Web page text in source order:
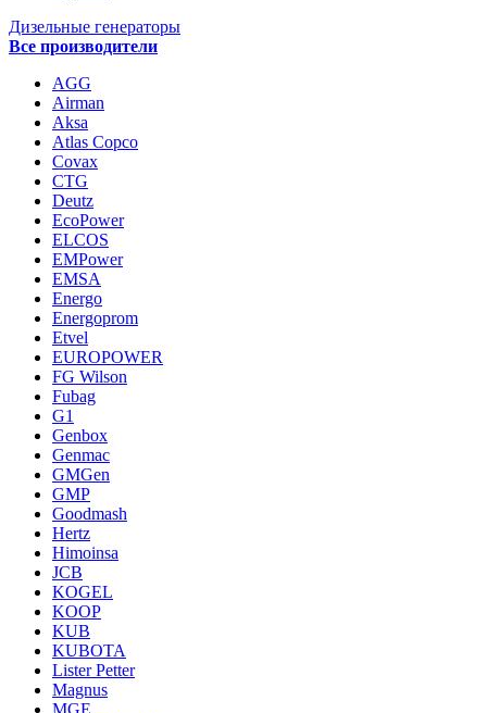
Дизельные генераторы
Все производители
AGG
Airman
Aksa
Atlas Copco
Covax
CTG
Deutz
EcoPower
ELCOS
EMPower
EMSA
Energo
Energoprom
Etvel
EUROPOWER
FG Wilson
Fubag
G1
Genbox
Genmac
GMGen
GMP
Goodmash
Hertz
Himoinsa
JCB
KOGEL
KOOP
KUB
KUBOTA
Lister Petter
Magnus
MGE